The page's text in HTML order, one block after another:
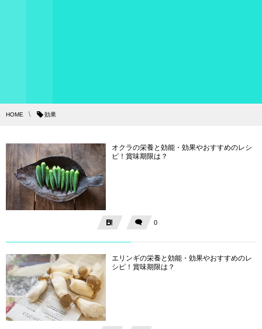
HOME 効果
オクラの栄養と効能・効果やおすすめのレシ
ピ！賞味期限は？
0
エリンギの栄養と効能・効果やおすすめのレ
シピ！賞味期限は？